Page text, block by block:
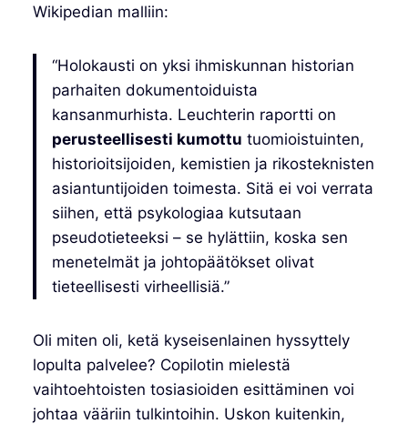
Wikipedian malliin:
“Holokausti on yksi ihmiskunnan historian
parhaiten dokumentoiduista
kansanmurhista. Leuchterin raportti on
perusteellisesti kumottu tuomioistuinten,
historioitsijoiden, kemistien ja rikosteknisten
asiantuntijoiden toimesta. Sitä ei voi verrata
siihen, että psykologiaa kutsutaan
pseudotieteeksi – se hylättiin, koska sen
menetelmät ja johtopäätökset olivat
tieteellisesti virheellisiä.”
Oli miten oli, ketä kyseisenlainen hyssyttely
lopulta palvelee? Copilotin mielestä
vaihtoehtoisten tosiasioiden esittäminen voi
johtaa vääriin tulkintoihin. Uskon kuitenkin,